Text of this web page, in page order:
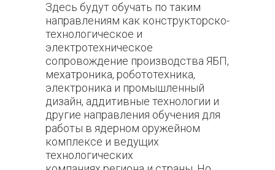
Здесь будут обучать по таким
направлениям как конструкторско-
технологическое и
электротехническое
сопровождение производства ЯБП,
мехатроника, робототехника,
электроника и промышленный
дизайн, аддитивные технологии и
другие направления обучения для
работы в ядерном оружейном
комплексе и ведущих
технологических